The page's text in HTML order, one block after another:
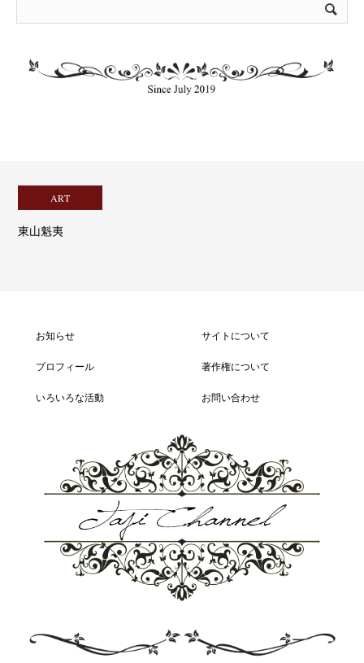
ART
東山魁夷
お知らせ
プロフィール
いろいろな活動
サイトについて
著作権について
お問い合わせ